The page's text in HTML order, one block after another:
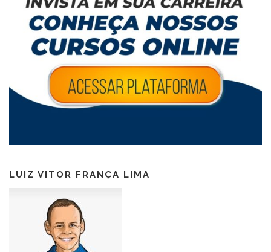
LUIZ VITOR FRANÇA LIMA